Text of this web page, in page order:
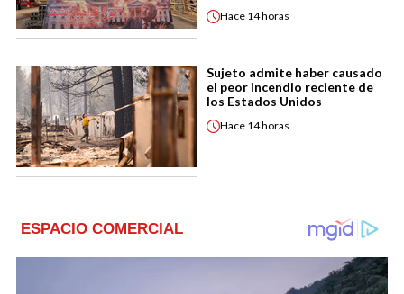
Hace 14 horas
Sujeto admite haber causado
el peor incendio reciente de
los Estados Unidos
Hace 14 horas